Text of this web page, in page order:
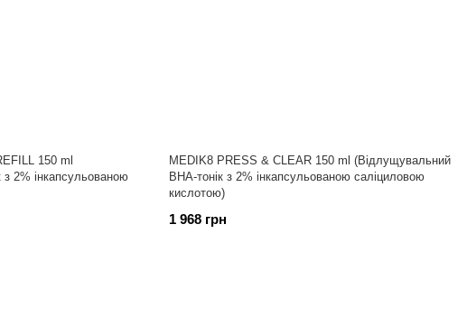
150 ml
2% інкапсульованою
MEDIK8 PRESS & CLEAR 150 ml (Відлущувальний
ВНА-тонік з 2% інкапсульованою саліциловою
кислотою)
1 968 грн